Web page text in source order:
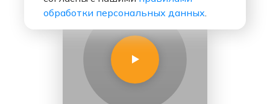
обработки персональных данных.